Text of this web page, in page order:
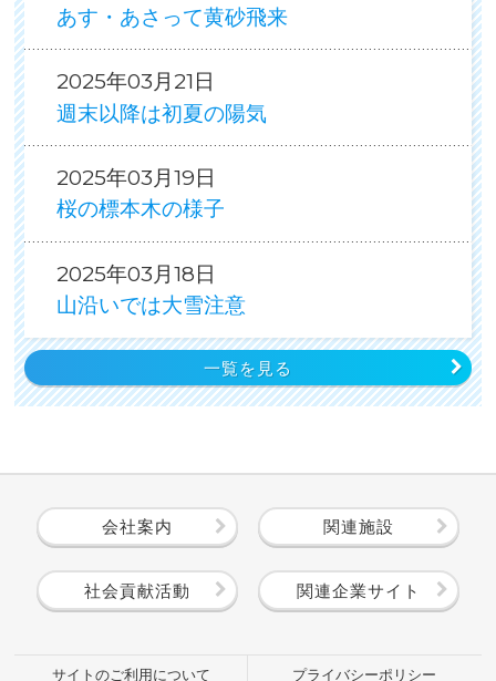
あす・あさって黄砂飛来
2025年03月21日
週末以降は初夏の陽気
2025年03月19日
桜の標本木の様子
2025年03月18日
山沿いでは大雪注意
一覧を見る
会社案内 関連施設
社会貢献活動 関連企業サイト
サイトのご利用について プライバシーポリシー